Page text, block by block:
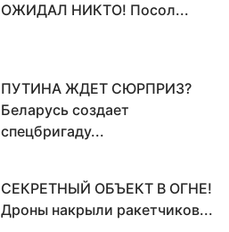
ОЖИДАЛ НИКТО! Посол...
ПУТИНА ЖДЕТ СЮРПРИЗ?
Беларусь создает
спецбригаду...
СЕКРЕТНЫЙ ОБЪЕКТ В ОГНЕ!
Дроны накрыли ракетчиков...